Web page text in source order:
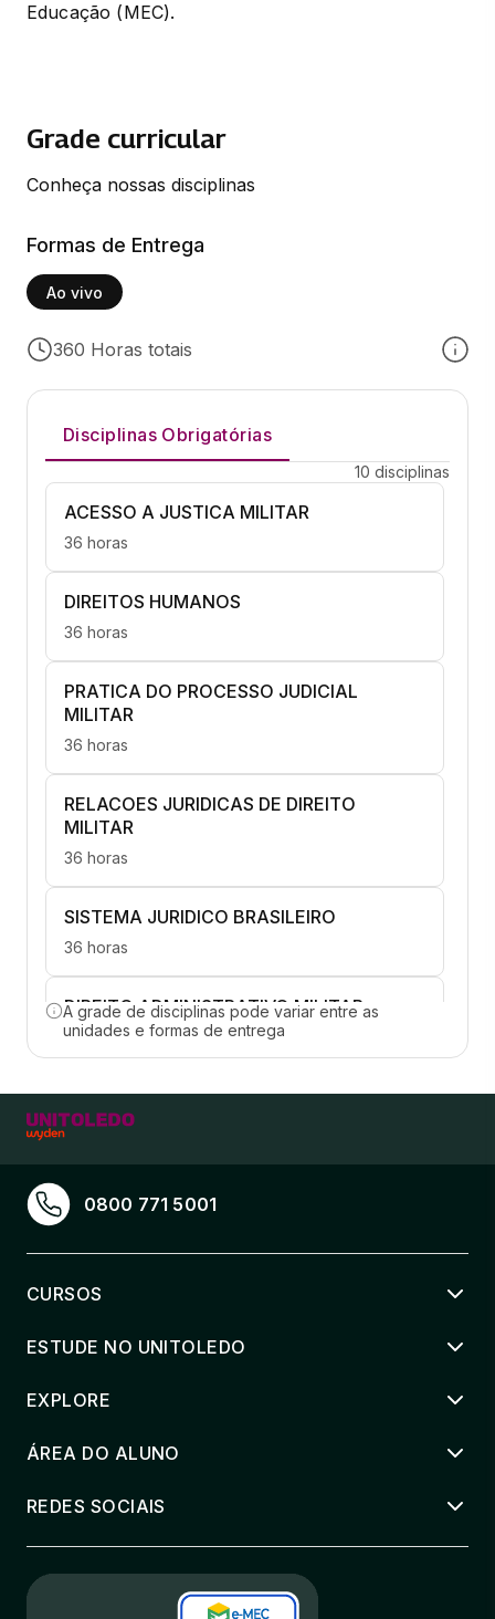
Educação (MEC).
Grade curricular
Conheça nossas disciplinas
Formas de Entrega
Ao vivo
360 Horas totais
Disciplinas Obrigatórias
10 disciplinas
ACESSO A JUSTICA MILITAR
36 horas
DIREITOS HUMANOS
36 horas
PRATICA DO PROCESSO JUDICIAL
MILITAR
36 horas
RELACOES JURIDICAS DE DIREITO
MILITAR
36 horas
SISTEMA JURIDICO BRASILEIRO
36 horas
DIREITO ADMINISTRATIVO MILITAR
36 horas
DIREITO PENAL MILITAR
36 horas
MEDIACAO EM DIREITO MILITAR
36 horas
PODERES COLATERAIS
PRATICA DO PROCESSO
ADMINISTRATIVO MILITAR
A grade de disciplinas pode variar entre as
unidades e formas de entrega
0800 771 5001
CURSOS
ESTUDE NO UNITOLEDO
EXPLORE
ÁREA DO ALUNO
REDES SOCIAIS